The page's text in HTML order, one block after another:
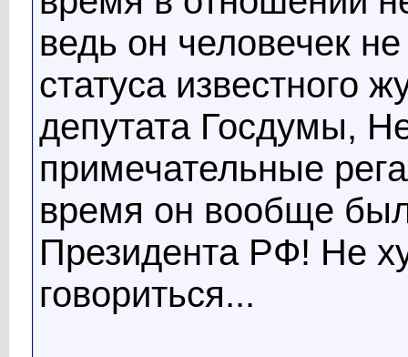
ведь он человечек
статуса известного
депутата Госдумы,
примечательные
время он вообще
Президента РФ! Не
говориться...